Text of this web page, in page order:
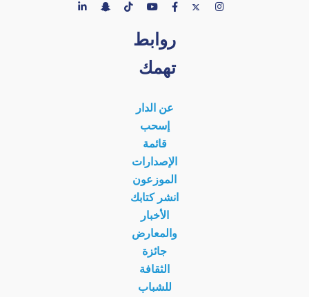
روابط
تهمك
عن الدار
إسحب
قائمة
الإصدارات
الموزعون
انشر كتابك
الأخبار
والمعارض
جائزة
الثقافة
للشباب